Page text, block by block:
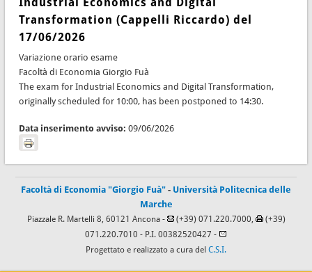
Transformation (Cappelli Riccardo) del
17/06/2026
Variazione orario esame
Facoltà di Economia Giorgio Fuà
The exam for Industrial Economics and Digital Transformation,
originally scheduled for 10:00, has been postponed to 14:30.
Data inserimento avviso: 09/06/2026
Facoltà di Economia "Giorgio Fuà" - Università Politecnica delle
Marche
Piazzale R. Martelli 8, 60121 Ancona - (+39) 071.220.7000,
(+39)
071.220.7010 - P.I. 00382520427 -
Progettato e realizzato a cura del C.S.I.